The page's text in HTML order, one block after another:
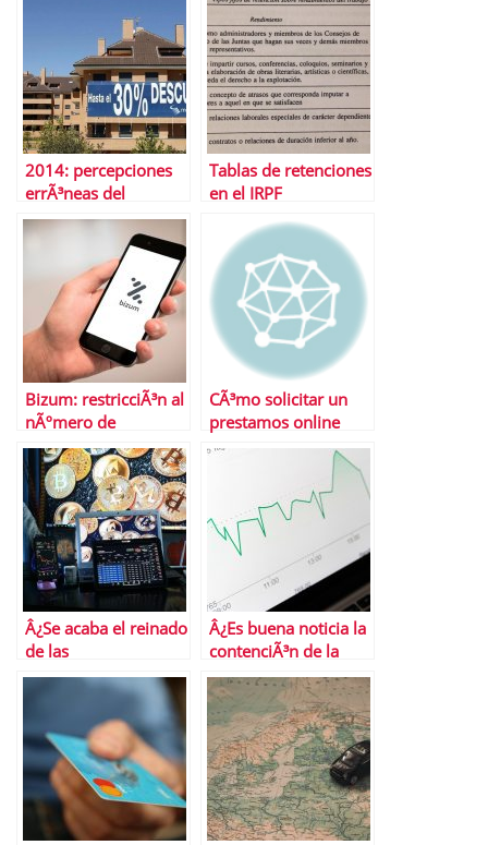
2014: percepciones
errÃ³neas del
mercado inmobiliario
Tablas de retenciones
en el IRPF
Bizum: restricciÃ³n al
nÃºmero de
operaciones
CÃ³mo solicitar un
prestamos online
Â¿Se acaba el reinado
de las
criptomonedas?
Â¿Es buena noticia la
contenciÃ³n de la
inflaciÃ³n
subyacente?